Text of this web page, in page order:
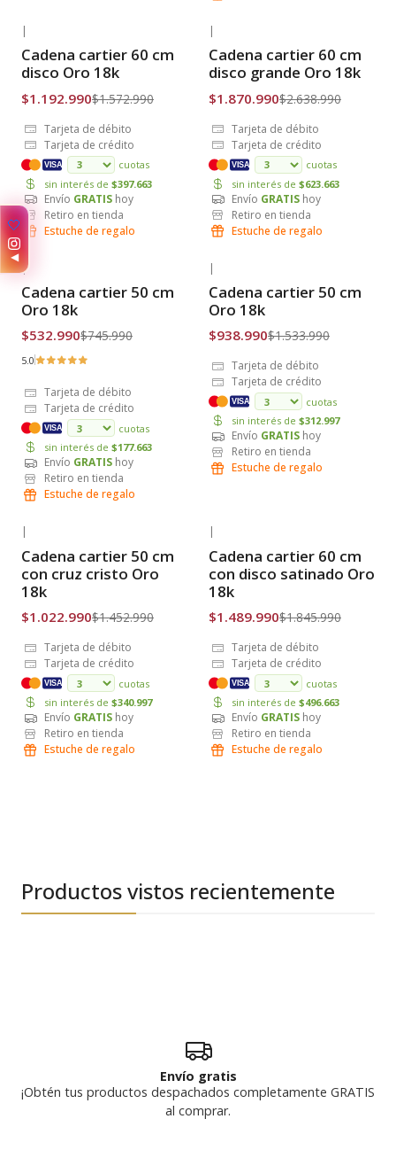
Envío Gratis
|
Cadena cartier 60 cm
disco Oro 18k
$1.192.990$1.572.990
Tarjeta de débito
Tarjeta de crédito
VISA
cuotas
sin interés de $397.663
Envío GRATIS hoy
Retiro en tienda
Estuche de regalo
Envío Gratis
|
Cadena cartier 60 cm
disco grande Oro 18k
$1.870.990$2.638.990
Tarjeta de débito
Tarjeta de crédito
VISA
cuotas
sin interés de $623.663
Envío GRATIS hoy
Retiro en tienda
Estuche de regalo
Envío Gratis
|
Cadena cartier 50 cm
Oro 18k
$532.990$745.990
5.0
Tarjeta de débito
Tarjeta de crédito
VISA
cuotas
sin interés de $177.663
Envío GRATIS hoy
Retiro en tienda
Estuche de regalo
Envío Gratis
|
Cadena cartier 50 cm
Oro 18k
$938.990$1.533.990
Tarjeta de débito
Tarjeta de crédito
VISA
cuotas
sin interés de $312.997
Envío GRATIS hoy
Retiro en tienda
Estuche de regalo
Envío Gratis
Cadena cartier 50 cm
con cruz cristo Oro
18k
$1.022.990$1.452.990
Tarjeta de débito
Tarjeta de crédito
VISA
cuotas
sin interés de $340.997
Envío GRATIS hoy
Retiro en tienda
Estuche de regalo
Envío Gratis
Cadena cartier 60 cm
con disco satinado Oro
18k
$1.489.990$1.845.990
Tarjeta de débito
Tarjeta de crédito
VISA
cuotas
sin interés de $496.663
Envío GRATIS hoy
Retiro en tienda
Estuche de regalo
Productos vistos recientemente
Envío gratis
¡Obtén tus productos despachados completamente GRATIS
al comprar.
🤍
◀